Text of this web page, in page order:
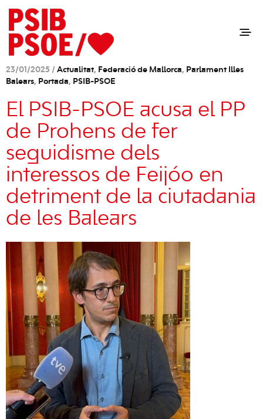
23/01/2025 / Actualitat, Federació de Mallorca, Parlament Illes
Balears, Portada, PSIB-PSOE
El PSIB-PSOE acusa el PP
de Prohens de fer
seguidisme dels
interessos de Feijóo en
detriment de la ciutadania
de les Balears